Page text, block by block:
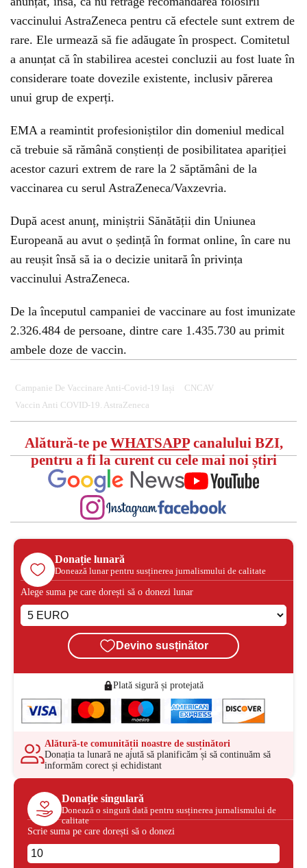
vaccinului AstraZeneca pentru că efectele sunt extrem de
rare. Ele urmează să fie adăugate în prospect. Comitetul
a anunțat că în stabilirea acestei concluzii au fost luate în
considerare toate dovezile existente, inclusiv părerea
unui grup de experți.
EMA a reamintit profesioniștilor din domeniul medical
că trebuie să rămână conștienți de posibilitatea apariției
acestor cazuri extrem de rare la 2 săptămâni de la
vaccinarea cu serul AstraZeneca/Vaxzevria.
După acest anunț, miniștrii Sănătății din Uniunea
Europeană au avut o ședință în format online, în care nu
au reușit însă să ia o decizie unitară în privința
vaccinului AstraZeneca.
De la începutul campaniei de vaccinare au fost imunizate
2.326.484 de persoane, dintre care 1.435.730 au primit
ambele doze de vaccin.
Campanie De Vaccinare Anti-Covid-19 Iași
CNCAV
Vaccin Anti COVID-19. AstraZeneca
Alătură-te pe WHATSAPPcanalului BZI,
pentru a fi la curent cu cele mai noi știri
Donație lunară
Donează lunar pentru susținerea jurnalismului de calitate
Alege suma pe care dorești să o donezi lunar
Devino susținător
Plată sigură și protejată
Alătură-te comunității noastre de susținători
Donația ta lunară ne ajută să planificăm și să continuăm să
informăm corect și echidistant
Donație singulară
Donează o singură dată pentru susținerea jurnalismului de
calitate
Scrie suma pe care dorești să o donezi